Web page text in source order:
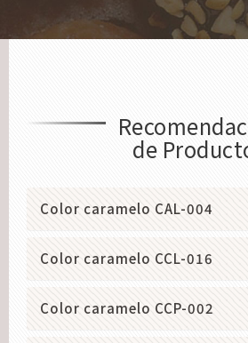
de
Color caramelo CAL-004
Color caramelo CCL-016
Color caramelo CCP-002